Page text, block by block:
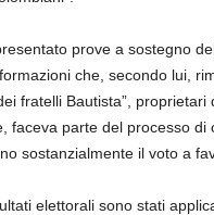
prove a sostegno
che, secondo lui,
fratelli Bautista”, proprietari
faceva parte del processo di
sostanzialmente il voto a
elettorali sono stati